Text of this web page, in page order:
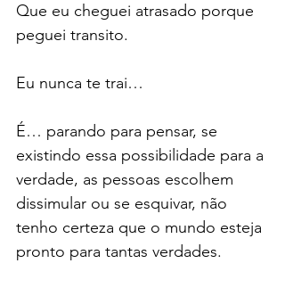
Que eu cheguei atrasado porque
peguei transito.
Eu nunca te trai…
É… parando para pensar, se
existindo essa possibilidade para a
verdade, as pessoas escolhem
dissimular ou se esquivar, não
tenho certeza que o mundo esteja
pronto para tantas verdades.